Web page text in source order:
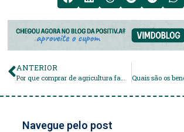
ANTERIOR
Navegue pelo post